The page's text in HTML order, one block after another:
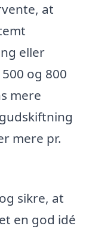
at
eller
og 800
mere
mere pr.
sikre, at
en god idé